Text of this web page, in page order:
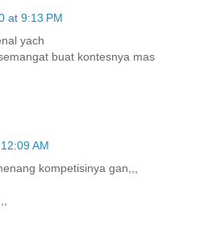
at 9:13 PM
yach
buat kontesnya mas
AM
kompetisinya gan,,,